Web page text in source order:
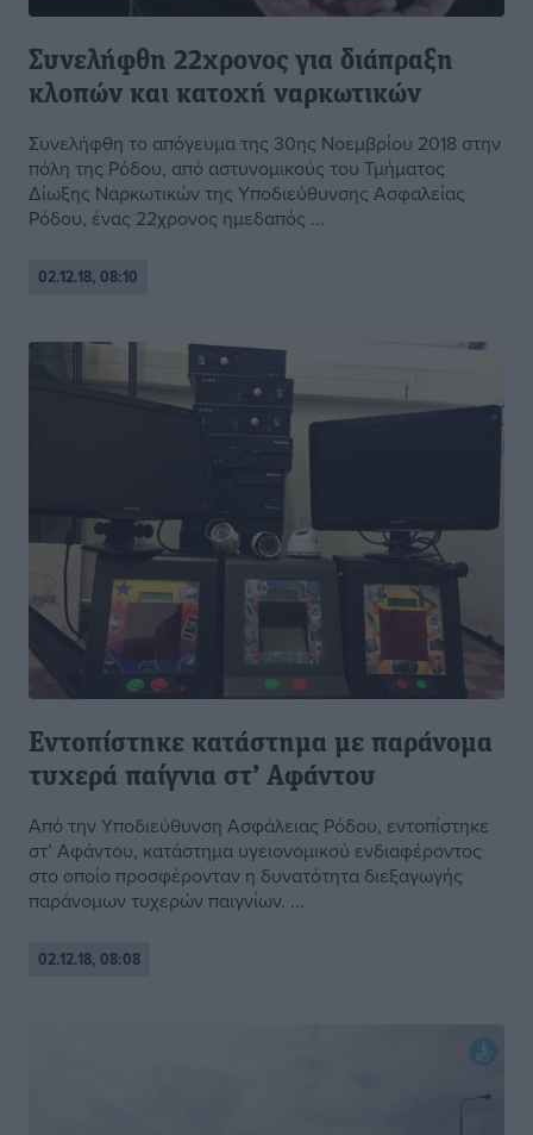
Συνελήφθη 22χρονος για διάπραξη
κλοπών και κατοχή ναρκωτικών
Συνελήφθη το απόγευμα της 30ης Νοεμβρίου 2018 στην
πόλη της Ρόδου, από αστυνομικούς του Τμήματος
Δίωξης Ναρκωτικών της Υποδιεύθυνσης Ασφαλείας
Ρόδου, ένας 22χρονος ημεδαπός ...
02.12.18, 08:10
Εντοπίστηκε κατάστημα με παράνομα
τυχερά παίγνια στ’ Αφάντου
Από την Υποδιεύθυνση Ασφάλειας Ρόδου, εντοπίστηκε
στ’ Αφάντου, κατάστημα υγειονομικού ενδιαφέροντος
στο οποίο προσφέρονταν η δυνατότητα διεξαγωγής
παράνομων τυχερών παιγνίων. ...
02.12.18, 08:08